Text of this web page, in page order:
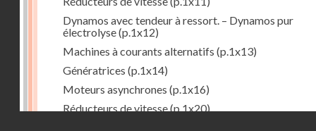
Dynamos avec tendeur à ressort. – Dynamos pur
électrolyse(p.1x12)
Machines à courants alternatifs (p.1x13)
Génératrices (p.1x14)
Moteurs asynchrones (p.1x16)
Réducteurs de vitesse(p.1x20)